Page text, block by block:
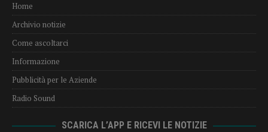
Home
Archivio notizie
Come ascoltarci
Informazione
Pubblicità per le Aziende
Radio Sound
SCARICA L’APP E RICEVI LE NOTIZIE